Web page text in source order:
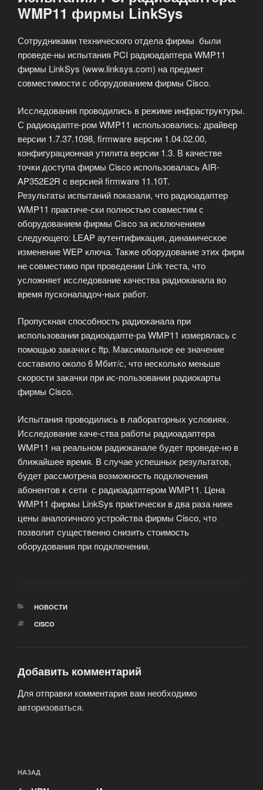
WMP11 фирмы LinkSys
Сотрудниками технического отдела фирмы были
проведе-ны испытания PCI радиоадаптера WMP11
фирмы LinkSys (www.linksys.com) на предмет
совместимости с оборудованием фирмы Cisco.
Исследования проводились в режиме инфраструктуры.
С радиоадапте-ром WMP11 использовались: драйвер
версии 1.7.37.1098, firmware версии 1.04.02.00,
конфигурационная утилита версии 1.3. В качестве
точки доступа фирмы Cisco использовалась AIR-
AP352E2R c версией firmware 11.10T.
Результаты испытаний показали, что радиоадаптер
WMP11 практиче-ски полностью совместим с
оборудованием фирмы Cisco за исключением
следующего: LEAP аутентификация, динамическое
изменение WEP ключа. Также оборудование этих фирм
не совместимо при проведении Link теста, что
усложняет исследование качества радиоканала во
время пусконаладоч-ных работ.
Пропускная способность радиоканала при
использовании радиоадапте-ра WMP11 измерялась с
помощью закачки с ftp. Максимальное ее значение
составило около 6 Мбит/с, что несколько меньше
скорости закачки при ис-пользовании радиокарты
фирмы Cisco.
Испытания проводились в лабораторных условиях.
Исследование каче-ства работы радиоадаптера
WMP11 на реальном радиоканале будет проведе-но в
ближайшее время. В случае успешных результатов,
будет рассмотрена возможность подключения
абонентов к сети с радиоадаптером WMP11. Цена
WMP11 фирмы LinkSys практически в два раза ниже
цены аналогичного устройства фирмы Cisco, что
позволит существенно снизить стоимость
оборудования при подключении.
РУБРИКИ
НОВОСТИ
МЕТКИ
CISCO
Добавить комментарий
Для отправки комментария вам необходимо
авторизоваться.
по
Предыдущая
НАЗАД